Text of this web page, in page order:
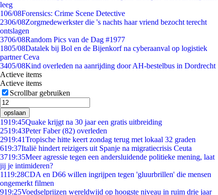
leeg
106/08Forensics: Crime Scene Detective
2306/08Zorgmedewerkster die 's nachts haar vriend bezocht terecht
ontslagen
3706/08Random Pics van de Dag #1977
1805/08Datalek bij Bol en de Bijenkorf na cyberaanval op logistiek
partner Ceva
3405/08Kind overleden na aanrijding door AH-bestelbus in Dordrecht
Actieve items
Actieve items
Scrollbar gebruiken
opslaan
1919:45Quake krijgt na 30 jaar een gratis uitbreiding
2519:43Peter Faber (82) overleden
2919:41Tropische hitte keert zondag terug met lokaal 32 graden
619:37Italië hindert reizigers uit Spanje na migratiecrisis Ceuta
3719:35Meer agressie tegen een andersluidende politieke mening, laat
jij je intimideren?
1119:28CDA en D66 willen ingrijpen tegen 'gluurbrillen' die mensen
ongemerkt filmen
919:25Voedselprijzen wereldwijd op hoogste niveau in ruim drie jaar